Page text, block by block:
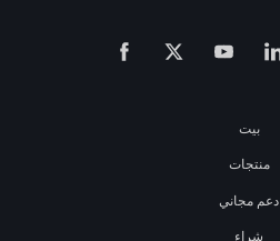
بيت
منتجات
دعم مجاني
شراء